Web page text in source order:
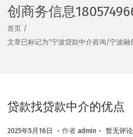
创商务信息
首页 /
文章已标记为“宁波贷款中介咨询/宁波融
贷款找贷款中介的优点
作
2025年5月16日
2. 作者 admin . 暂无评论